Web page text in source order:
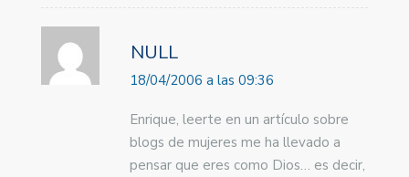
NULL
18/04/2006 a las 09:36
Enrique, leerte en un artículo sobre
blogs de mujeres me ha llevado a
pensar que eres como Dios… es decir,